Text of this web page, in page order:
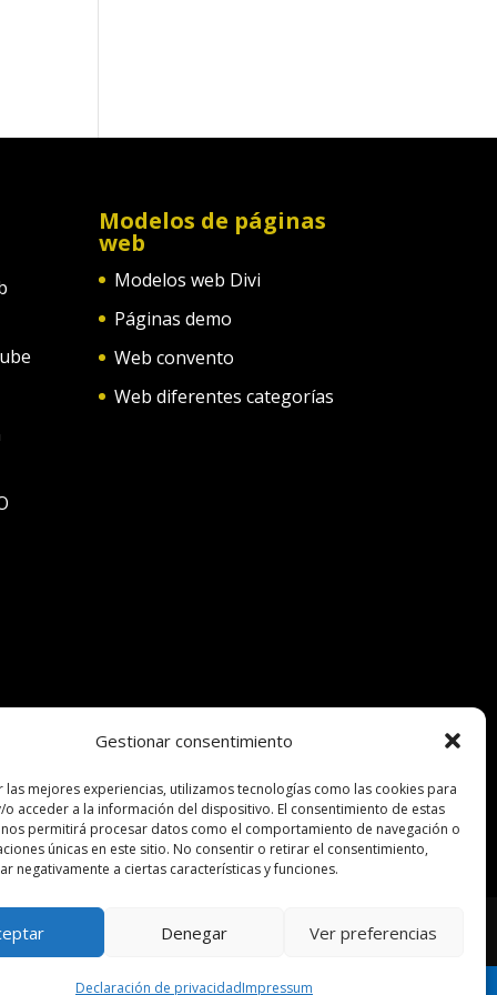
Gestionar consentimiento
las mejores experiencias, utilizamos tecnologías como las cookies para
o acceder a la información del dispositivo. El consentimiento de estas
permitirá procesar datos como el comportamiento de navegación o
únicas en este sitio. No consentir o retirar el consentimiento,
negativamente a ciertas características y funciones.
Denegar Ver preferencias
Declaración de privacidadImpressum
Modelos de páginas
web
Modelos web Divi
Páginas demo
Web convento
Web diferentes categorías
Hacer una pagina web